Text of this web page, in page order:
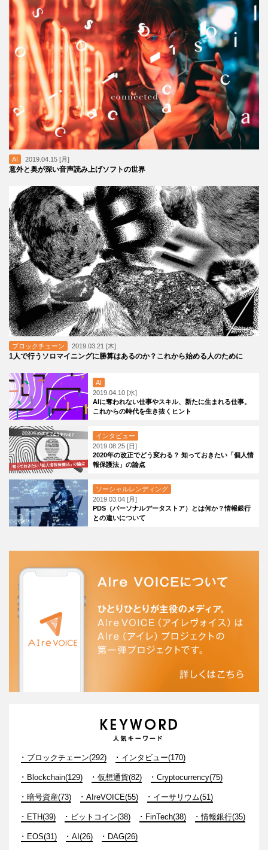
AI 2019.04.15 [月]
意外と奥が深い音声読み上げソフトの世界
ブロックチェーン 2019.03.21 [木]
1人で行うソロマイニングに勝算はあるのか？これから始める人のために
AI
2019.04.10 [水]
AIに奪われない仕事やスキル、新たに生まれる仕事。
これからの時代を生き抜くヒント
インタビュー
2019.08.25 [日]
2020年の改正でどう変わる？ 知っておきたい「個人情
報保護法」の論点
ソーシャルレンディング
2019.03.04 [月]
PDS（パーソナルデータストア）とは何か？情報銀行
との違いについて
ブロックチェーン(292) インタビュー(170)
Blockchain(129) 仮想通貨(82) Cryptocurrency(75)
暗号資産(73) AIreVOICE(55) イーサリウム(51)
ETH(39) ビットコイン(38) FinTech(38) 情報銀行(35)
EOS(31) AI(26) DAG(26)